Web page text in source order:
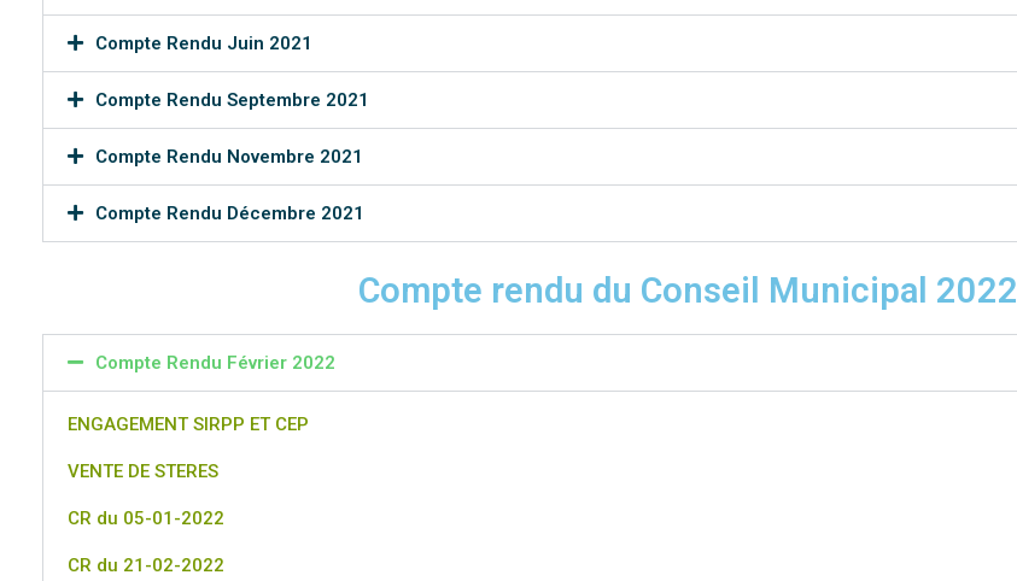
Compte Rendu Juin 2021
Compte Rendu Septembre 2021
Compte Rendu Novembre 2021
Compte Rendu Décembre 2021
Compte rendu du Conseil Municipal 2022
Compte Rendu Février 2022
ENGAGEMENT SIRPP ET CEP
VENTE DE STERES
CR du 05-01-2022
CR du 21-02-2022